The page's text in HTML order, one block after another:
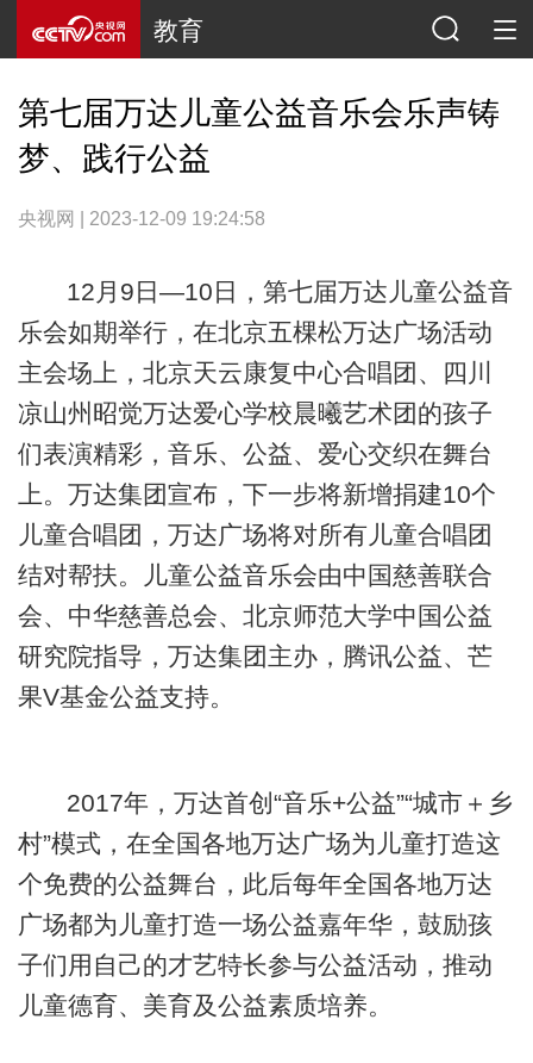
教育
第七届万达儿童公益音乐会乐声铸
梦、践行公益
央视网 | 2023-12-09 19:24:58
12月9日—10日，第七届万达儿童公益音
乐会如期举行，在北京五棵松万达广场活动
主会场上，北京天云康复中心合唱团、四川
凉山州昭觉万达爱心学校晨曦艺术团的孩子
们表演精彩，音乐、公益、爱心交织在舞台
上。万达集团宣布，下一步将新增捐建10个
儿童合唱团，万达广场将对所有儿童合唱团
结对帮扶。儿童公益音乐会由中国慈善联合
会、中华慈善总会、北京师范大学中国公益
研究院指导，万达集团主办，腾讯公益、芒
果V基金公益支持。
2017年，万达首创“音乐+公益”“城市＋乡
村”模式，在全国各地万达广场为儿童打造这
个免费的公益舞台，此后每年全国各地万达
广场都为儿童打造一场公益嘉年华，鼓励孩
子们用自己的才艺特长参与公益活动，推动
儿童德育、美育及公益素质培养。